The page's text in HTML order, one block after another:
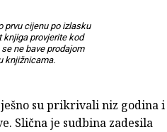
prvu cijenu po izlasku
knjiga provjerite kod
ne bave prodajom
knjižnicama.
su prikrivali niz godina i
Slična je sudbina zadesila